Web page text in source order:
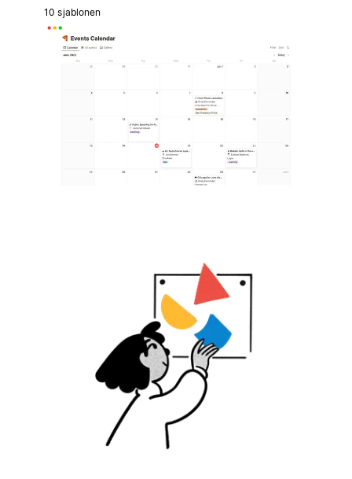
10 sjablonen